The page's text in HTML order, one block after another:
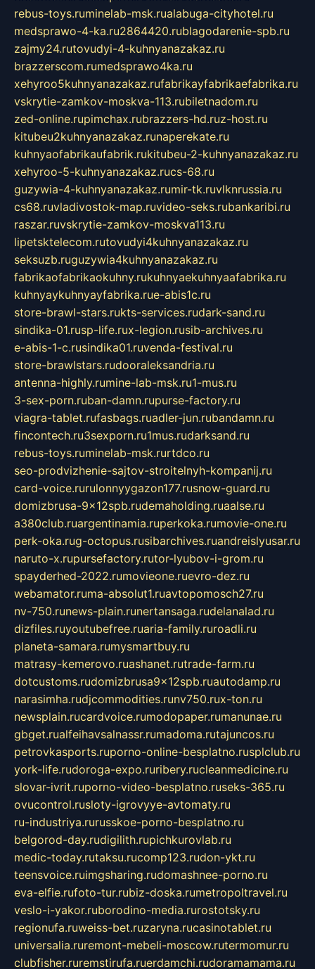
rebus-toys.ruminelab-msk.rualabuga-cityhotel.ru
medsprawo-4-ka.ru2864420.rublagodarenie-spb.ru
zajmy24.rutovudyi-4-kuhnyanazakaz.ru
brazzerscom.rumedsprawo4ka.ru
xehyroo5kuhnyanazakaz.rufabrikayfabrikaefabrika.ru
vskrytie-zamkov-moskva-113.rubiletnadom.ru
zed-online.rupimchax.rubrazzers-hd.ruz-host.ru
kitubeu2kuhnyanazakaz.runaperekate.ru
kuhnyaofabrikaufabrik.rukitubeu-2-kuhnyanazakaz.ru
xehyroo-5-kuhnyanazakaz.rucs-68.ru
guzywia-4-kuhnyanazakaz.rumir-tk.ruvlknrussia.ru
cs68.ruvladivostok-map.ruvideo-seks.rubankaribi.ru
raszar.ruvskrytie-zamkov-moskva113.ru
lipetsktelecom.rutovudyi4kuhnyanazakaz.ru
seksuzb.ruguzywia4kuhnyanazakaz.ru
fabrikaofabrikaokuhny.rukuhnyaekuhnyaafabrika.ru
kuhnyaykuhnyayfabrika.rue-abis1c.ru
store-brawl-stars.rukts-services.rudark-sand.ru
sindika-01.rusp-life.rux-legion.rusib-archives.ru
e-abis-1-c.rusindika01.ruvenda-festival.ru
store-brawlstars.rudooraleksandria.ru
antenna-highly.rumine-lab-msk.ru1-mus.ru
3-sex-porn.ruban-damn.rupurse-factory.ru
viagra-tablet.rufasbags.ruadler-jun.rubandamn.ru
fincontech.ru3sexporn.ru1mus.rudarksand.ru
rebus-toys.ruminelab-msk.rurtdco.ru
seo-prodvizhenie-sajtov-stroitelnyh-kompanij.ru
card-voice.rurulonnyygazon177.rusnow-guard.ru
domizbrusa-9x12spb.rudemaholding.ruaalse.ru
a380club.ruargentinamia.ruperkoka.rumovie-one.ru
perk-oka.rug-octopus.rusibarchives.ruandreislyusar.ru
naruto-x.rupursefactory.rutor-lyubov-i-grom.ru
spayderhed-2022.rumovieone.ruevro-dez.ru
webamator.ruma-absolut1.ruavtopomosch27.ru
nv-750.runews-plain.runertansaga.rudelanalad.ru
dizfiles.ruyoutubefree.ruaria-family.ruroadli.ru
planeta-samara.rumysmartbuy.ru
matrasy-kemerovo.ruashanet.rutrade-farm.ru
dotcustoms.rudomizbrusa9x12spb.ruautodamp.ru
narasimha.rudjcommodities.runv750.rux-ton.ru
newsplain.rucardvoice.rumodopaper.rumanunae.ru
gbget.rualfeihavsalnassr.rumadoma.rutajuncos.ru
petrovkasports.ruporno-online-besplatno.rusplclub.ru
york-life.rudoroga-expo.ruribery.rucleanmedicine.ru
slovar-ivrit.ruporno-video-besplatno.ruseks-365.ru
ovucontrol.rusloty-igrovyye-avtomaty.ru
ru-industriya.rurusskoe-porno-besplatno.ru
belgorod-day.rudigilith.rupichkurovlab.ru
medic-today.rutaksu.rucomp123.rudon-ykt.ru
teensvoice.ruimgsharing.rudomashnee-porno.ru
eva-elfie.rufoto-tur.rubiz-doska.rumetropoltravel.ru
veslo-i-yakor.ruborodino-media.rurostotsky.ru
regionufa.ruweiss-bet.ruzaryna.rucasinotablet.ru
universalia.ruremont-mebeli-moscow.rutermomur.ru
clubfisher.ruremstirufa.ruerdamchi.rudoramamama.ru